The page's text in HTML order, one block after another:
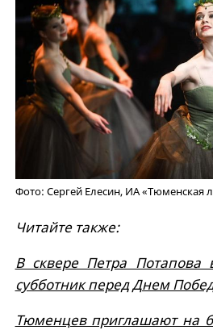
Фото: Сергей Елесин, ИА «Тюменская
Читайте также:
В сквере Петра
субботник перед Днем
Тюменцев приглашают на